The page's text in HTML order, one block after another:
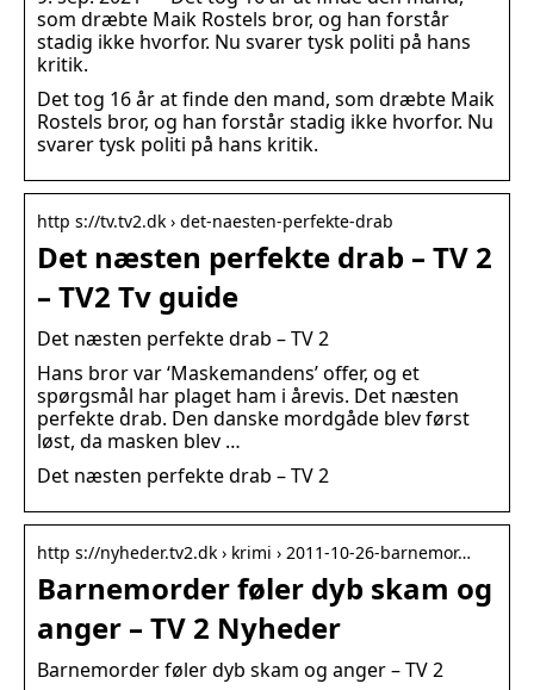
som dræbte Maik Rostels bror, og han forstår
stadig ikke hvorfor. Nu svarer tysk politi på hans
kritik.
Det tog 16 år at finde den mand, som dræbte Maik
Rostels bror, og han forstår stadig ikke hvorfor. Nu
svarer tysk politi på hans kritik.
http s://tv.tv2.dk › det-naesten-perfekte-drab
Det næsten perfekte drab – TV 2
– TV2 Tv guide
Det næsten perfekte drab – TV 2
Hans bror var ‘Maskemandens’ offer, og et
spørgsmål har plaget ham i årevis. Det næsten
perfekte drab. Den danske mordgåde blev først
løst, da masken blev …
Det næsten perfekte drab – TV 2
http s://nyheder.tv2.dk › krimi › 2011-10-26-barnemor…
Barnemorder føler dyb skam og
anger – TV 2 Nyheder
Barnemorder føler dyb skam og anger – TV 2